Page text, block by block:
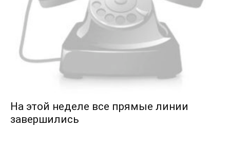
На этой неделе все прямые линии
завершились